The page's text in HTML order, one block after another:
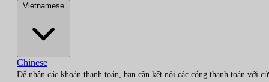
Vietnamese
Chinese
Để nhận các khoản thanh toán, bạn cần kết nối các cổng thanh toán với